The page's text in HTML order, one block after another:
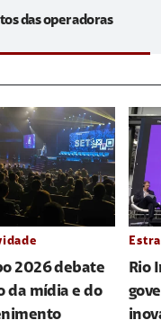
das operadoras
2026 debate
da mídia e do
Rio